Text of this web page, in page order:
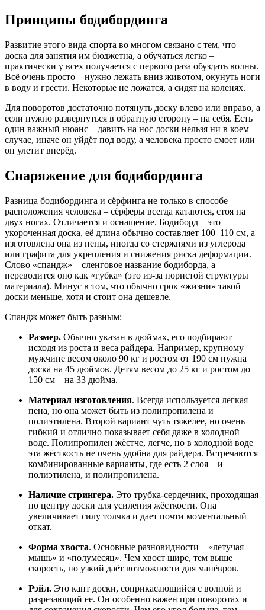
Принципы бодибординга
Развитие этого вида спорта во многом связано с тем, что
доска для занятия им бюджетна, а обучаться легко –
практически у всех получается с первого раза обуздать волны.
Всё очень просто – нужно лежать вниз животом, окунуть ноги
в воду и грести. Некоторые не ложатся, а сидят на коленях.
Для поворотов достаточно потянуть доску влево или вправо, а
если нужно развернуться в обратную сторону – на себя. Есть
один важный нюанс – давить на нос доски нельзя ни в коем
случае, иначе он уйдёт под воду, а человека просто смоет или
он улетит вперёд.
Снаряжение для бодибординга
Разница бодибординга и сёрфинга не только в способе
расположения человека – сёрферы всегда катаются, стоя на
двух ногах. Отличается и оснащение. Бодиборд – это
укороченная доска, её длина обычно составляет 100–110 см, а
изготовлена она из пены, иногда со стержнями из углерода
или графита для укрепления и снижения риска деформации.
Слово «спандж» – сленговое название бодиборда, а
переводится оно как «губка» (это из-за пористой структуры
материала). Минус в том, что обычно срок «жизни» такой
доски меньше, хотя и стоит она дешевле.
Спандж может быть разным:
Размер. Обычно указан в дюймах, его подбирают
исходя из роста и веса райдера. Например, крупному
мужчине весом около 90 кг и ростом от 190 см нужна
доска на 45 дюймов. Детям весом до 25 кг и ростом до
150 см – на 33 дюйма.
Материал изготовления. Всегда используется легкая
пена, но она может быть из полипропилена и
полиэтилена. Второй вариант чуть тяжелее, но очень
гибкий и отлично показывает себя даже в холодной
воде. Полипропилен жёстче, легче, но в холодной воде
эта жёсткость не очень удобна для райдера. Встречаются
комбинированные варианты, где есть 2 слоя – и
полиэтилена, и полипропилена.
Наличие стрингера. Это трубка-сердечник, проходящая
по центру доски для усиления жёсткости. Она
увеличивает силу толчка и дает почти моментальный
откат.
Форма хвоста. Основные разновидности – «летучая
мышь» и «полумесяц». Чем хвост шире, тем выше
скорость, но узкий даёт возможности для манёвров.
Рэйл. Это кант доски, соприкасающийся с волной и
разрезающий ее. Он особенно важен при поворотах и